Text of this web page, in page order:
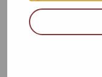
Contact us
Helsinki